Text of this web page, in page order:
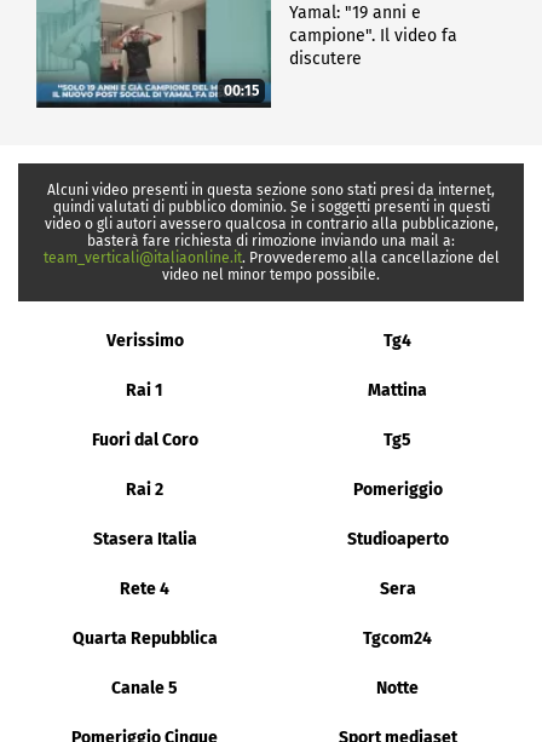
00:15
Yamal: "19 anni e
campione". Il video fa
discutere
Alcuni video presenti in questa sezione sono stati presi da internet,
quindi valutati di pubblico dominio. Se i soggetti presenti in questi
video o gli autori avessero qualcosa in contrario alla pubblicazione,
basterà fare richiesta di rimozione inviando una mail a:
team_verticali@italiaonline.it. Provvederemo alla cancellazione del
video nel minor tempo possibile.
Verissimo Tg4
Rai 1 Mattina
Fuori dal Coro Tg5
Rai 2 Pomeriggio
Stasera Italia Studioaperto
Rete 4 Sera
Quarta Repubblica Tgcom24
Canale 5 Notte
Pomeriggio Cinque Sport mediaset